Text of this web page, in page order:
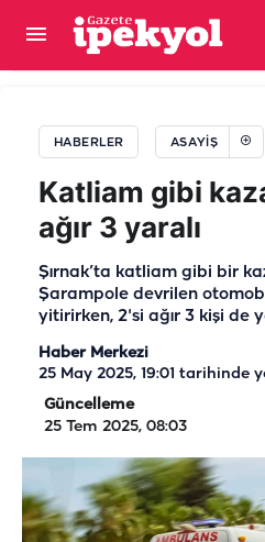
HABERLER ASAYIŞ
Katliam gibi
ağır 3 yaralı
Şırnak’ta katliam gibi bir
Şarampole devrilen
yitirirken, 2'si ağır 3 kişi de
Haber Merkezi
25 May 2025, 19:01 tarihinde
Güncelleme
25 Tem 2025, 08:03